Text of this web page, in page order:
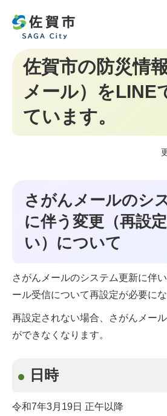
佐賀市の防災情
メール）をLINE
ています。
さがんメールのシ
に伴う変更（再設
い）について
さがんメールのシステム更新に伴
ール受信について再設定が必要にな
再設定されない場合、さがんメー
ができなくなります。
日時
令和7年3月19日 正午以降